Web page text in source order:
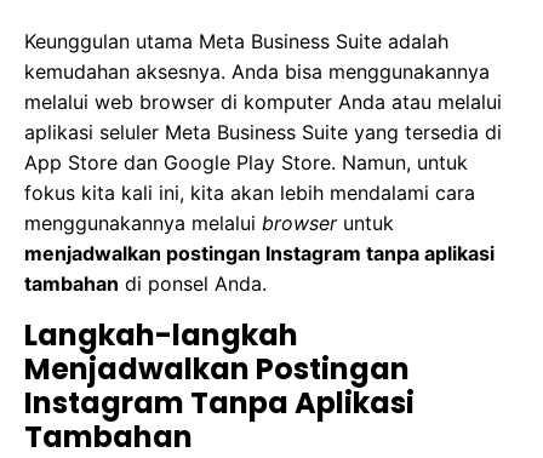
Keunggulan utama Meta Business Suite adalah
kemudahan aksesnya. Anda bisa menggunakannya
melalui web browser di komputer Anda atau melalui
aplikasi seluler Meta Business Suite yang tersedia di
App Store dan Google Play Store. Namun, untuk
fokus kita kali ini, kita akan lebih mendalami cara
menggunakannya melalui browseruntuk
menjadwalkan postingan Instagram tanpa aplikasi
tambahan di ponsel Anda.
Langkah-langkah
Menjadwalkan Postingan
Instagram Tanpa Aplikasi
Tambahan